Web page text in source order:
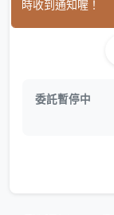
委託暫停中
時收到通知喔！